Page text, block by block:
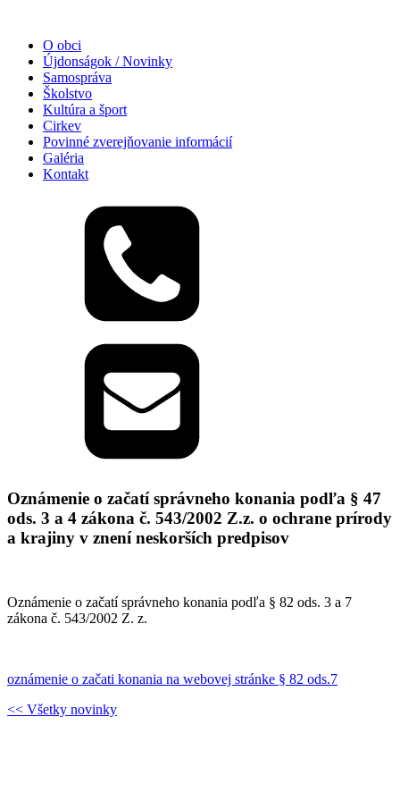
O obci
Újdonságok / Novinky
Samospráva
Školstvo
Kultúra a šport
Cirkev
Povinné zverejňovanie informácií
Galéria
Kontakt
Oznámenie o začatí správneho konania podľa § 47
ods. 3 a 4 zákona č. 543/2002 Z.z. o ochrane prírody
a krajiny v znení neskorších predpisov
Oznámenie o začatí správneho konania podľa § 82 ods. 3 a 7
zákona č. 543/2002 Z. z.
oznámenie o začati konania na webovej stránke § 82 ods.7
<< Všetky novinky